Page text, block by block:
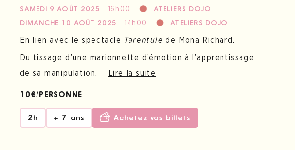
SAMEDI 9 AOÛT 2025 16h00
ATELIERS DOJO
DIMANCHE 10 AOÛT 2025
14h00 ATELIERS DOJO
En lien avec le spectacle Tarentulede Mona Richard.
Du tissage d’une marionnette d’émotion à l’apprentissage
de sa manipulation.
Lire la suite
10€/PERSONNE
2h + 7 ans Achetez vos billets